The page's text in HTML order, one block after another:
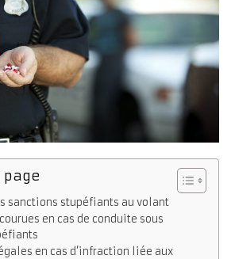
page
sanctions stupéfiants au volant
en cas de conduite sous
en cas d’infraction liée aux